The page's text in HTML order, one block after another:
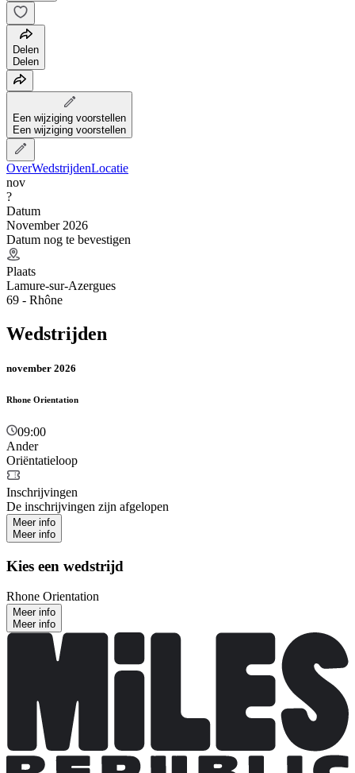
Delen
Delen
Een wijziging voorstellen
Een wijziging voorstellen
OverWedstrijdenLocatie
nov
?
Datum
November 2026
Datum nog te bevestigen
Plaats
Lamure-sur-Azergues
69 - Rhône
Wedstrijden
november 2026
Rhone Orientation
09:00
Ander
Oriëntatieloop
Inschrijvingen
De inschrijvingen zijn afgelopen
Meer info
Meer info
Kies een wedstrijd
Rhone Orientation
Meer info
Meer info